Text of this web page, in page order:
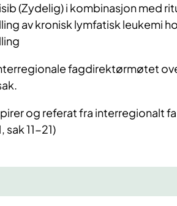
(Zydelig) i kombinasjon med
av kronisk lymfatisk leukemi
fagdirektørmøtet
og referat fra interregionalt
sak 11-21)